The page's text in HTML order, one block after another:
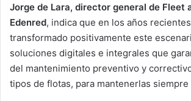
Jorge de Lara, director general de Fleet
Edenred, indica que en los años
transformado positivamente este
soluciones digitales e integrales que
del mantenimiento preventivo y
tipos de flotas, para mantenerlas